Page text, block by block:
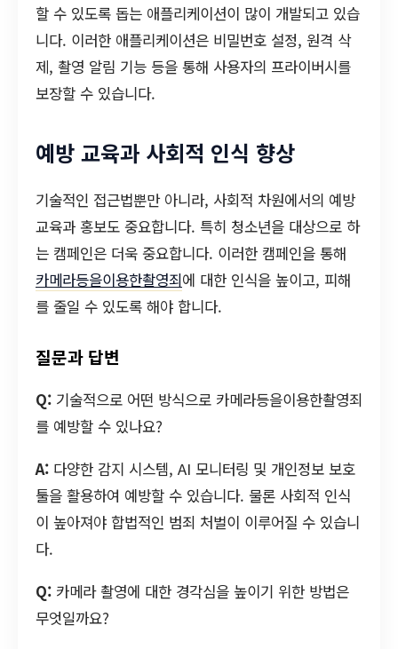
할 수 있도록 돕는 애플리케이션이 많이 개발되고 있습
니다. 이러한 애플리케이션은 비밀번호 설정, 원격 삭
제, 촬영 알림 기능 등을 통해 사용자의 프라이버시를
보장할 수 있습니다.
예방 교육과 사회적 인식 향상
기술적인 접근법뿐만 아니라, 사회적 차원에서의 예방
교육과 홍보도 중요합니다. 특히 청소년을 대상으로 하
는 캠페인은 더욱 중요합니다. 이러한 캠페인을 통해
카메라등을이용한촬영죄에 대한 인식을 높이고, 피해
를 줄일 수 있도록 해야 합니다.
질문과 답변
Q: 기술적으로 어떤 방식으로 카메라등을이용한촬영죄
를 예방할 수 있나요?
A: 다양한 감지 시스템, AI 모니터링 및 개인정보 보호
툴을 활용하여 예방할 수 있습니다. 물론 사회적 인식
이 높아져야 합법적인 범죄 처벌이 이루어질 수 있습니
다.
Q: 카메라 촬영에 대한 경각심을 높이기 위한 방법은
무엇일까요?